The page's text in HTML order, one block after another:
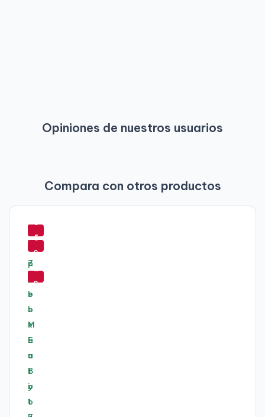
Opiniones de nuestros usuarios
Compara con otros productos
-
8
-
6
%
6
0